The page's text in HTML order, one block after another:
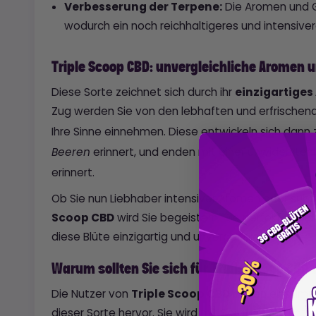
Verbesserung der Terpene:Die Aromen und
wodurch ein noch reichhaltigeres und
Triple Scoop CBD: unvergleichliche Aromen
Diese Sorte zeichnet sich durch ihr
Zug werden Sie von den lebhaften und
Ihre Sinne einnehmen. Diese entwickeln sich dann
Beeren erinnert, und enden mit einer
erinnert.
Ob Sie nun Liebhaber intensiver Aromen oder
Scoop CBDwird Sie begeistern. Die perfekte
diese Blüte einzigartig und unvergesslich.
Warum sollten Sie sich für Triple Scoop
Die Nutzer von Triple Scoop CBD heben
dieser Sorte hervor. Sie wird mit Sorgfalt und